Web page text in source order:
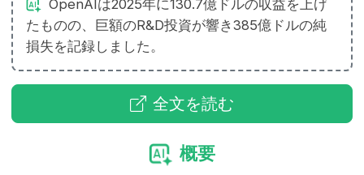
OpenAIは2025年に130.7億ドルの収益を上げ
たものの、巨額のR&D投資が響き385億ドルの純
損失を記録しました。
全文を読む
概要